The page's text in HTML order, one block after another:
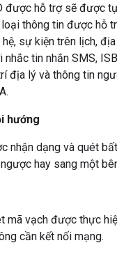
được hỗ trợ sẽ được
loại thông tin được hỗ
sự kiện trên lịch,
nhắc tin nhắn SMS,
địa lý và thông tin
hướng
nhận dạng và quét
hay sang một
mã vạch được thực
cần kết nối mạng.